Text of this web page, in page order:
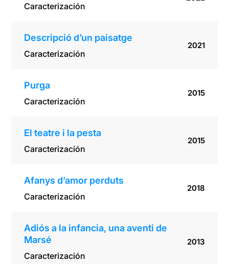
Caracterización
Descripció d’un paisatge
Caracterización
2021
Purga
Caracterización
2015
El teatre i la pesta
Caracterización
2015
Afanys d’amor perduts
Caracterización
2018
Adiós a la infancia, una aventi de
Marsé
Caracterización
2013